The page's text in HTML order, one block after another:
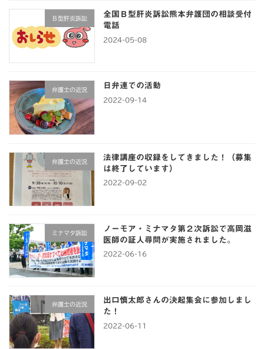
Ｂ型肝炎訴訟
全国Ｂ型肝炎訴訟熊本弁護団の相談受付
電話
2024-05-08
弁護士の近況 日弁連での活動
2022-09-14
弁護士の近況
法律講座の収録をしてきました！（募集
は終了しています）
2022-09-02
ミナマタ訴訟
ノーモア・ミナマタ第２次訴訟で高岡滋
医師の証人尋問が実施されました。
2022-06-16
弁護士の近況
出口慎太郎さんの決起集会に参加しまし
た！
2022-06-11